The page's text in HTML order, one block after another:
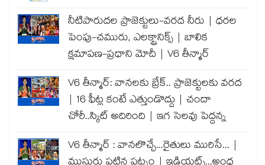
నీటిపారుదల ప్రాజెక్టులు-వరద నీరు | ధరల
పెంపు-చమురు, ఎలక్ట్రానిక్స్ | బాలిక
క్షమాపణ-ప్రధాని మోదీ | V6 తీన్మార్
V6 తీన్మార్: వానలకు బ్రేక్.. ప్రాజెక్టులకు వరద
| 16 ఫీట్ల కంటే ఎత్తుండొద్దు | చందా
చోరీ..స్కిట్ అదిరింది | ఇగ సెలవు పెద్దన్న
V6 తీన్మార్ : వానలొచ్చే...రైతులు మురిసే... |